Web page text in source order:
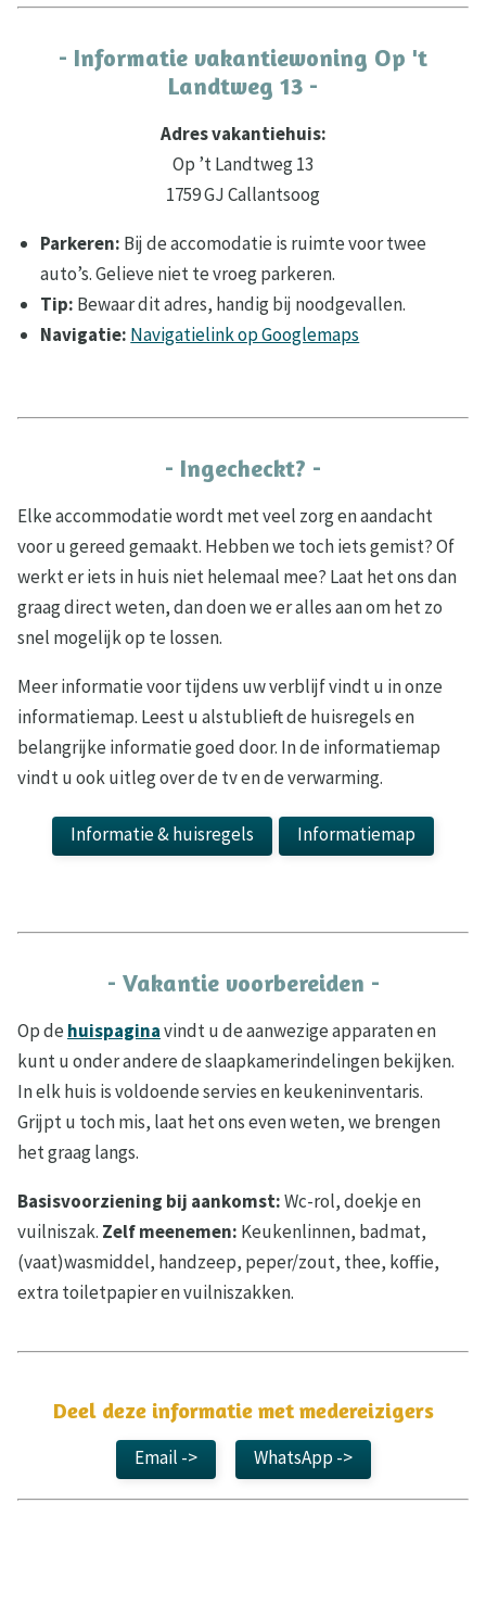
- Informatie vakantiewoning Op 't
Landtweg 13 -
Adres vakantiehuis:
Op ’t Landtweg 13
1759 GJ Callantsoog
Parkeren: Bij de accomodatie is ruimte voor twee
auto’s. Gelieve niet te vroeg parkeren.
Tip: Bewaar dit adres, handig bij noodgevallen.
Navigatie: Navigatielink op Googlemaps
- Ingecheckt? -
Elke accommodatie wordt met veel zorg en aandacht
voor u gereed gemaakt. Hebben we toch iets gemist? Of
werkt er iets in huis niet helemaal mee? Laat het ons dan
graag direct weten, dan doen we er alles aan om het zo
snel mogelijk op te lossen.
Meer informatie voor tijdens uw verblijf vindt u in onze
informatiemap. Leest u alstublieft de huisregels en
belangrijke informatie goed door. In de informatiemap
vindt u ook uitleg over de tv en de verwarming.
Informatie & huisregels Informatiemap
- Vakantie voorbereiden -
Op de huispaginavindt u de aanwezige apparaten en
kunt u onder andere de slaapkamerindelingen bekijken.
In elk huis is voldoende servies en keukeninventaris.
Grijpt u toch mis, laat het ons even weten, we brengen
het graag langs.
Basisvoorziening bij aankomst:Wc-rol, doekje en
vuilniszak. Zelf meenemen: Keukenlinnen, badmat,
(vaat)wasmiddel, handzeep, peper/zout, thee, koffie,
extra toiletpapier en vuilniszakken.
Deel deze informatie met medereizigers
Email -> WhatsApp ->